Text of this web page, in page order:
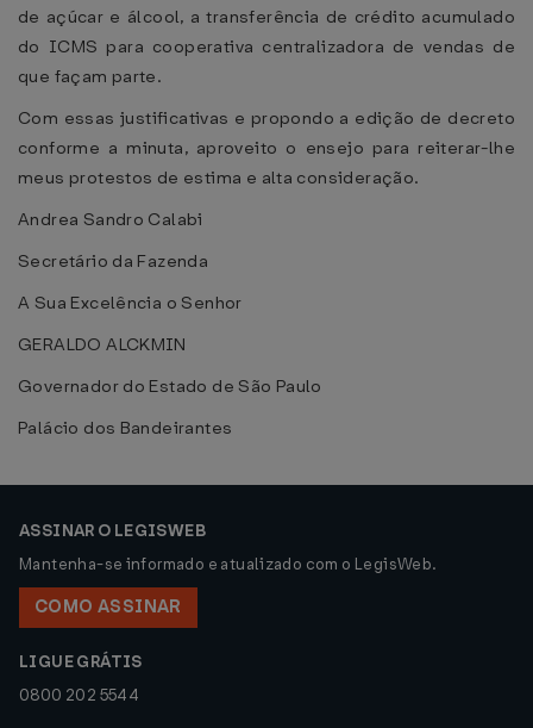
de açúcar e álcool, a transferência de crédito acumulado
do ICMS para cooperativa centralizadora de vendas de
que façam parte.
Com essas justificativas e propondo a edição de decreto
conforme a minuta, aproveito o ensejo para reiterar-lhe
meus protestos de estima e alta consideração.
Andrea Sandro Calabi
Secretário da Fazenda
A Sua Excelência o Senhor
GERALDO ALCKMIN
Governador do Estado de São Paulo
Palácio dos Bandeirantes
ASSINAR O LEGISWEB
Mantenha-se informado e atualizado com o LegisWeb.
COMO ASSINAR
LIGUE GRÁTIS
0800 202 5544